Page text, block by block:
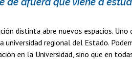
distinta abre nuevos espacios.
universidad regional del Estado.
en la Universidad, sino que en